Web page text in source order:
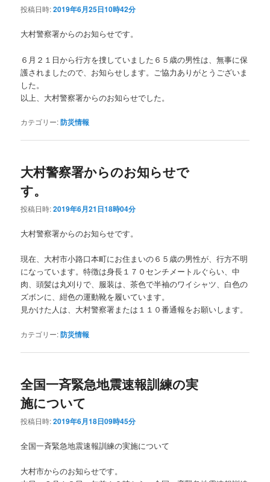
投稿日時:2019年6月25日10時42分
大村警察署からのお知らせです。
６月２１日から行方を捜していました６５歳の男性は、無事に保
護されましたので、お知らせします。ご協力ありがとうございま
した。
以上、大村警察署からのお知らせでした。
カテゴリー:防災情報
大村警察署からのお知らせで
す。
投稿日時:2019年6月21日18時04分
大村警察署からのお知らせです。
現在、大村市小路口本町にお住まいの６５歳の男性が、行方不明
になっています。特徴は身長１７０センチメートルぐらい、中
肉、頭髪は丸刈りで、服装は、茶色で半袖のワイシャツ、白色の
ズボンに、紺色の運動靴を履いています。
見かけた人は、大村警察署または１１０番通報をお願いします。
カテゴリー:防災情報
全国一斉緊急地震速報訓練の実
施について
投稿日時:2019年6月18日09時45分
全国一斉緊急地震速報訓練の実施について
大村市からのお知らせです。